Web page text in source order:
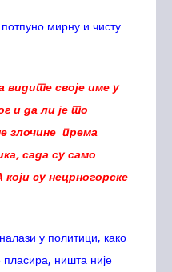
мирну и чисту
видите своје име у
и да ли је то
злочине према
сада су само
су нецрногорске
у политици, како
пласира, ништа није